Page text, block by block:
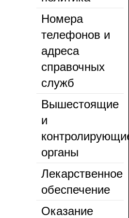
Номера
телефонов и
адреса
справочных
служб
Вышестоящие
и
контролирующие
органы
Лекарственное
обеспечение
Оказание